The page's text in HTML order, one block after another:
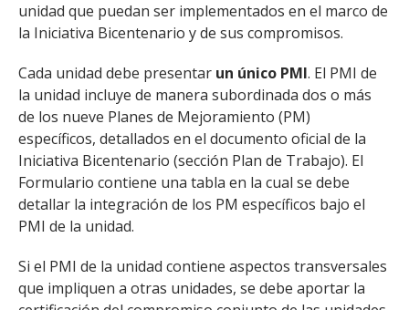
unidad que puedan ser implementados en el marco de
la Iniciativa Bicentenario y de sus compromisos.
Cada unidad debe presentar un único PMI. El PMI de
la unidad incluye de manera subordinada dos o más
de los nueve Planes de Mejoramiento (PM)
específicos, detallados en el documento oficial de la
Iniciativa Bicentenario (sección Plan de Trabajo). El
Formulario contiene una tabla en la cual se debe
detallar la integración de los PM específicos bajo el
PMI de la unidad.
Si el PMI de la unidad contiene aspectos transversales
que impliquen a otras unidades, se debe aportar la